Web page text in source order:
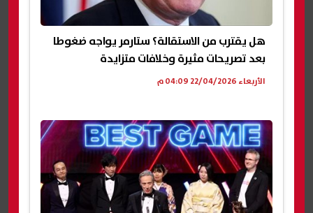
هل يقترب من الاستقالة؟ ستارمر يواجه ضغوطا
بعد تصريحات مثيرة وخلافات متزايدة
الأربعاء 22/04/2026 04:09 م